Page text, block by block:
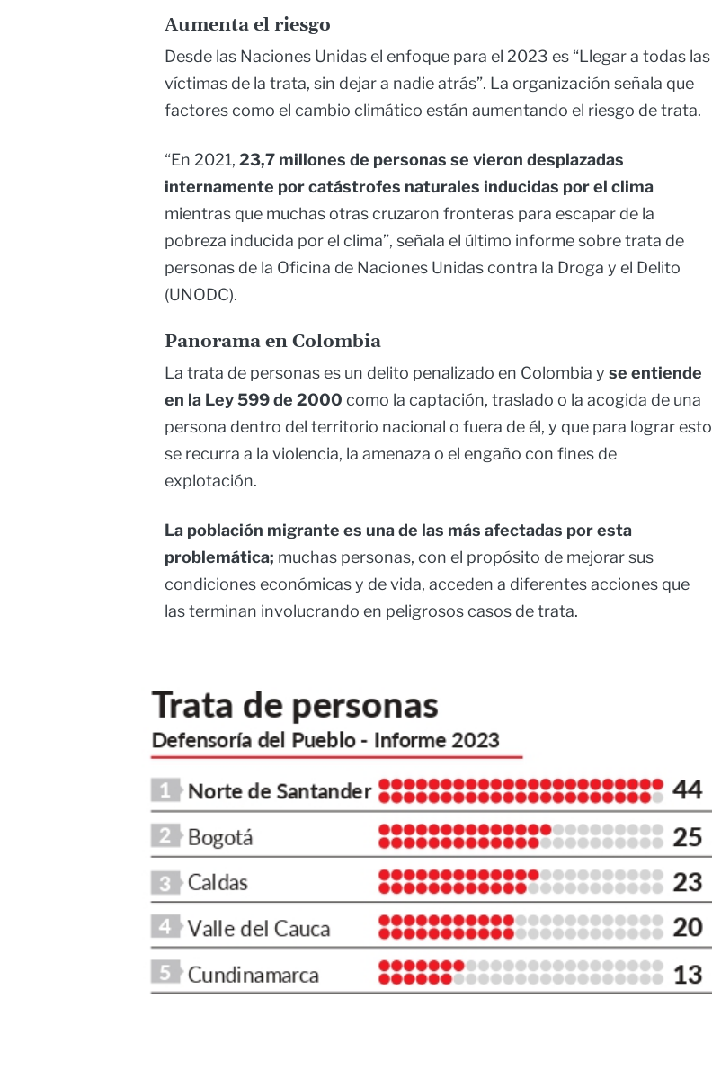
Aumenta el riesgo
Desde las Naciones Unidas el enfoque para el 2023 es “Llegar a todas las
víctimas de la trata, sin dejar a nadie atrás”. La organización señala que
factores como el cambio climático están aumentando el riesgo de trata.
“En 2021, 23,7 millones de personas se vieron desplazadas
internamente por catástrofes naturales inducidas por el clima
mientras que muchas otras cruzaron fronteras para escapar de la
pobreza inducida por el clima”, señala el último informe sobre trata de
personas de la Oficina de Naciones Unidas contra la Droga y el Delito
(UNODC).
Panorama en Colombia
La trata de personas es un delito penalizado en Colombia y se entiende
en la Ley 599 de 2000 como la captación, traslado o la acogida de una
persona dentro del territorio nacional o fuera de él, y que para lograr esto
se recurra a la violencia, la amenaza o el engaño con fines de
explotación.
La población migrante es una de las más afectadas por esta
problemática; muchas personas, con el propósito de mejorar sus
condiciones económicas y de vida, acceden a diferentes acciones que
las terminan involucrando en peligrosos casos de trata.